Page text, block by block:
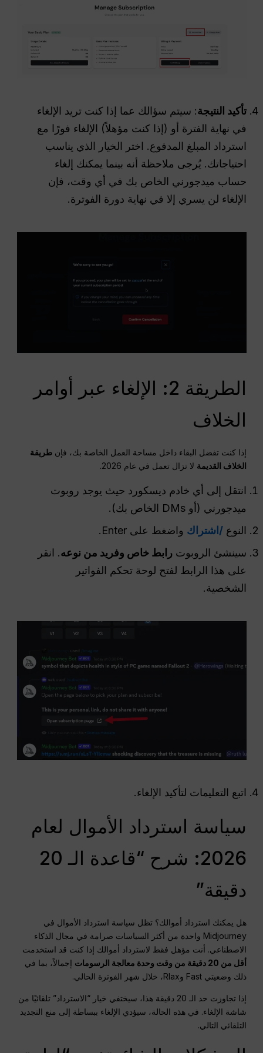
تأكيد النتيجة: سيتم سؤالك عما إذا كنت تريد الإلغاء
في نهاية الفترة أو (إذا كنت مؤهلاً) الإلغاء فورًا مع
استرداد المبلغ المدفوع. اختر الخيار الذي يناسب
احتياجاتك. يُرجى ملاحظة أنه بينما يمكنك إلغاء
حساب ميدجورني الخاص بك في أي وقت، فإن
الإلغاء لن يسري إلا في نهاية دورة الفوترة.
الطريقة 2: الإلغاء عبر أوامر
الخلاف
إذا كنت تفضل البقاء داخل مساحة العمل الخاصة بك، فإنطريقة
الخلاف القديمة لا تزال تعمل في عام 2026.
انتقل إلى أي خادم ديسكورد حيث يوجد روبوت
ميدجورني (أو DMs الخاص بك).
النوع /اشتراك واضغط على Enter.
سينشئ الروبوترابط خاص وفريد من نوعه. انقر
على هذا الرابط لفتح لوحة تحكم الفواتير
الشخصية.
اتبع التعليمات لتأكيد الإلغاء.
سياسة استرداد الأموال لعام
2026: شرح “قاعدة الـ 20
دقيقة”
هل يمكنك استرداد أموالك؟ تظل سياسة استرداد الأموال في
Midjourney واحدة من أكثر السياسات صرامة في مجال الذكاء
الاصطناعي. أنت مؤهل فقط لاسترداد أموالك إذا كنت قد استخدمت
أقل من 20 دقيقة من وقت وحدة معالجة الرسومات
إجمالاً، بما في
ذلك وضعيتي Fast وRlax، خلال شهر الفوترة الحالي.
إذا تجاوزت حد الـ 20 دقيقة هذا، سيختفي خيار “الاسترداد” تلقائيًا من
شاشة الإلغاء. في هذه الحالة، سيؤدي الإلغاء ببساطة إلى منع التجديد
التلقائي التالي.